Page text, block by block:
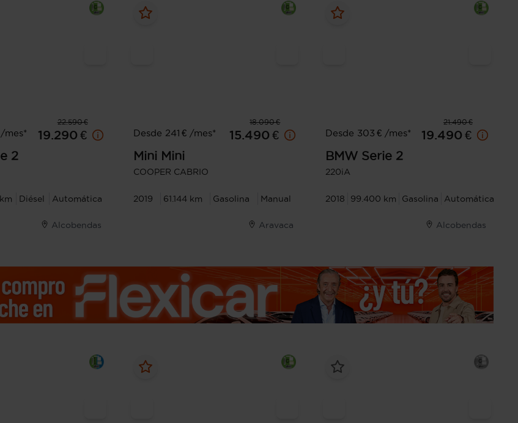
22.590 €
mes*
19.290 €
2
Diésel Automática
Alcobendas
18.090 €
Desde 241 € /mes*
15.490 €
Mini Mini
COOPER CABRIO
2019 61.144 km Gasolina Manual
Aravaca
21.490 €
Desde 303 € /mes*
19.490 €
BMW Serie 2
220iA
2018 99.400 km Gasolina Automática
Alcobendas